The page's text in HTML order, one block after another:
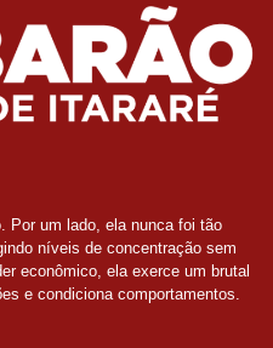
Por um lado, ela nunca foi tão
níveis de concentração sem
econômico, ela exerce um brutal
e condiciona comportamentos.